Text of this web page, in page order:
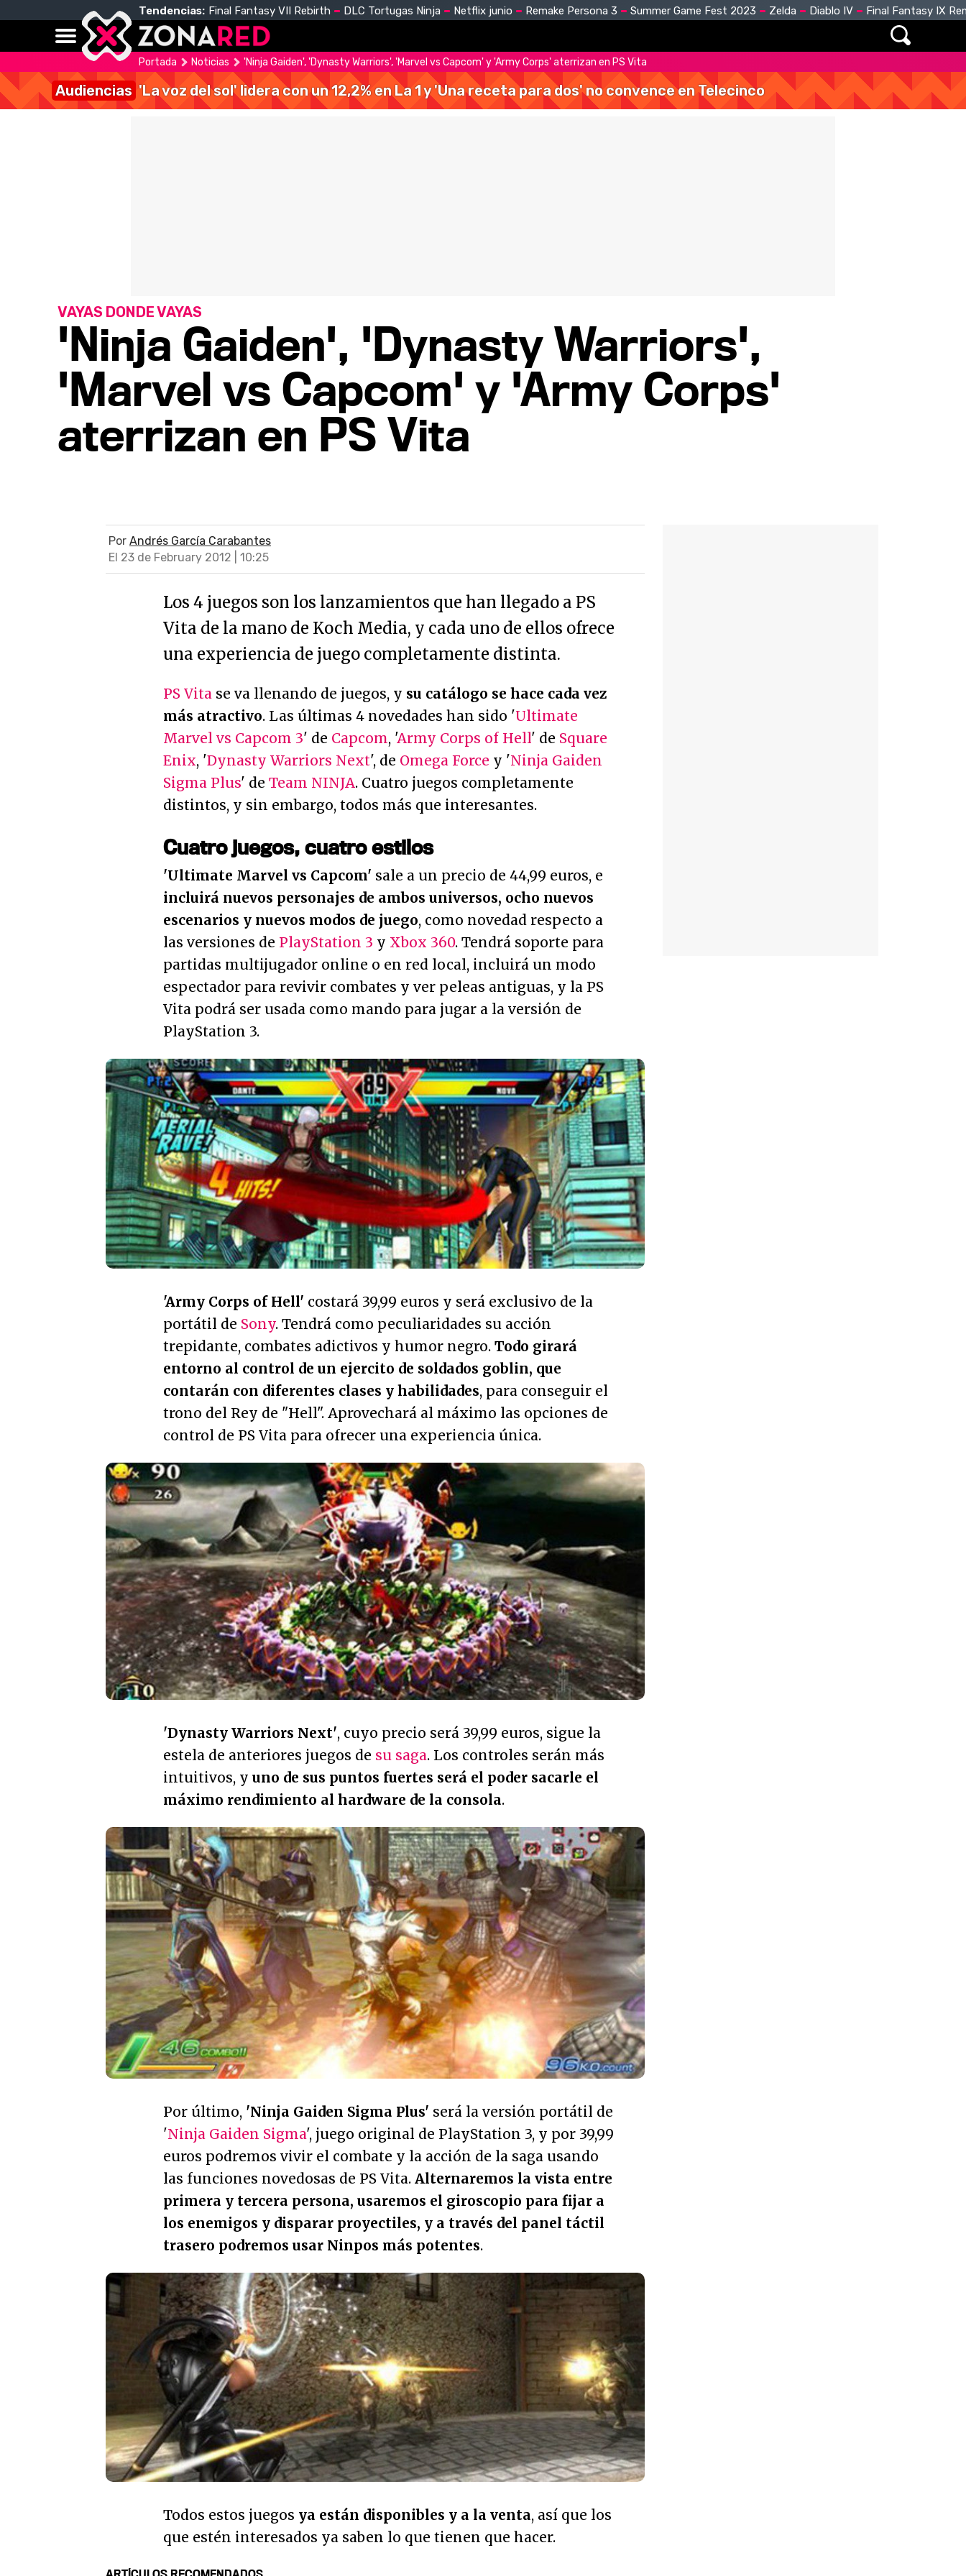
Tendencias: Final Fantasy VII Rebirth DLC Tortugas Ninja Netflix junio Remake Persona 3 Summer Game Fest 2023 Zelda Diablo IV Final Fantasy IX
Portada Noticias 'Ninja Gaiden', 'Dynasty Warriors', 'Marvel vs Capcom' y 'Army Corps' aterrizan en PS Vita
Audiencias 'La voz del sol' lidera con un 12,2% en La 1 y 'Una receta para dos' no convence en Telecinco
'Ninja Gaiden', 'Dynasty Warriors',
'Marvel vs Capcom' y 'Army Corps'
aterrizan en PS Vita
VAYAS DONDE VAYAS
Por Andrés García Carabantes
El 23 de February 2012 | 10:25
Los 4 juegos son los lanzamientos que han llegado a PS
Vita de la mano de Koch Media, y cada uno de ellos ofrece
una experiencia de juego completamente distinta.
PS Vita se va llenando de juegos, y su catálogo se hace cada vez
más atractivo. Las últimas 4 novedades han sido 'Ultimate
Marvel vs Capcom 3' de Capcom, 'Army Corps of Hell' de Square
Enix, 'Dynasty Warriors Next', de Omega Force y 'Ninja Gaiden
Sigma Plus' de Team NINJA. Cuatro juegos completamente
distintos, y sin embargo, todos más que interesantes.
Cuatro juegos, cuatro estilos
'Ultimate Marvel vs Capcom' sale a un precio de 44,99 euros, e
incluirá nuevos personajes de ambos universos, ocho nuevos
escenarios y nuevos modos de juego, como novedad respecto a
las versiones de PlayStation 3 y Xbox 360. Tendrá soporte para
partidas multijugador online o en red local, incluirá un modo
espectador para revivir combates y ver peleas antiguas, y la PS
Vita podrá ser usada como mando para jugar a la versión de
PlayStation 3.
'Army Corps of Hell' costará 39,99 euros y será exclusivo de la
portátil de Sony. Tendrá como peculiaridades su acción
trepidante, combates adictivos y humor negro. Todo girará
entorno al control de un ejercito de soldados goblin, que
contarán con diferentes clases y habilidades, para conseguir el
trono del Rey de "Hell". Aprovechará al máximo las opciones de
control de PS Vita para ofrecer una experiencia única.
'Dynasty Warriors Next', cuyo precio será 39,99 euros, sigue la
estela de anteriores juegos de su saga. Los controles serán más
intuitivos, y uno de sus puntos fuertes será el poder sacarle el
máximo rendimiento al hardware de la consola.
Por último, 'Ninja Gaiden Sigma Plus' será la versión portátil de
'Ninja Gaiden Sigma', juego original de PlayStation 3, y por 39,99
euros podremos vivir el combate y la acción de la saga usando
las funciones novedosas de PS Vita. Alternaremos la vista entre
primera y tercera persona, usaremos el giroscopio para fijar a
los enemigos y disparar proyectiles, y a través del panel táctil
trasero podremos usar Ninpos más potentes.
Todos estos juegos ya están disponibles y a la venta, así que los
que estén interesados ya saben lo que tienen que hacer.